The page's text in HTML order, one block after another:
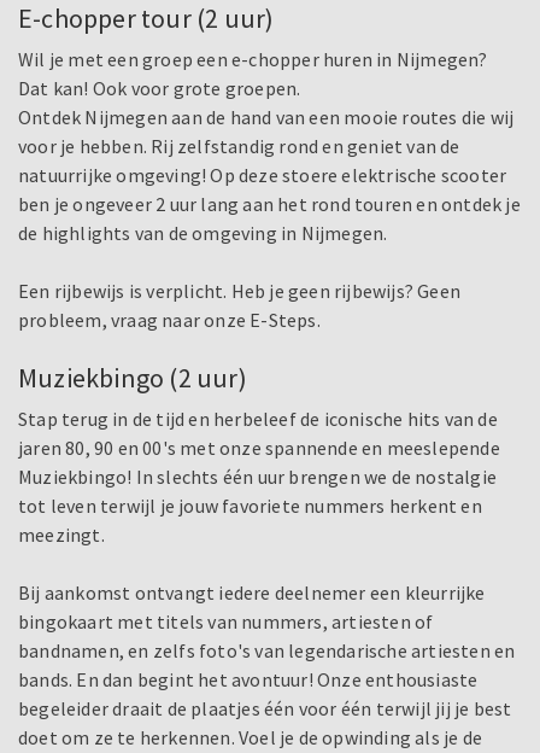
E-chopper tour (2 uur)
Wil je met een groep een e-chopper huren in Nijmegen?
Dat kan! Ook voor grote groepen.
Ontdek Nijmegen aan de hand van een mooie routes die wij
voor je hebben. Rij zelfstandig rond en geniet van de
natuurrijke omgeving! Op deze stoere elektrische scooter
ben je ongeveer 2 uur lang aan het rond touren en ontdek je
de highlights van de omgeving in Nijmegen.
Een rijbewijs is verplicht. Heb je geen rijbewijs? Geen
probleem, vraag naar onze E-Steps.
Muziekbingo (2 uur)
Stap terug in de tijd en herbeleef de iconische hits van de
jaren 80, 90 en 00's met onze spannende en meeslepende
Muziekbingo! In slechts één uur brengen we de nostalgie
tot leven terwijl je jouw favoriete nummers herkent en
meezingt.
Bij aankomst ontvangt iedere deelnemer een kleurrijke
bingokaart met titels van nummers, artiesten of
bandnamen, en zelfs foto's van legendarische artiesten en
bands. En dan begint het avontuur! Onze enthousiaste
begeleider draait de plaatjes één voor één terwijl jij je best
doet om ze te herkennen. Voel je de opwinding als je de